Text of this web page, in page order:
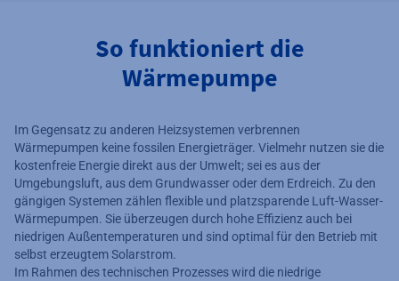
So funktioniert die
Wärmepumpe
Im Gegensatz zu anderen Heizsystemen verbrennen
Wärmepumpen keine fossilen Energieträger. Vielmehr nutzen sie die
kostenfreie Energie direkt aus der Umwelt; sei es aus der
Umgebungsluft, aus dem Grundwasser oder dem Erdreich. Zu den
gängigen Systemen zählen flexible und platzsparende Luft-Wasser-
Wärmepumpen. Sie überzeugen durch hohe Effizienz auch bei
niedrigen Außentemperaturen und sind optimal für den Betrieb mit
selbst erzeugtem Solarstrom.
Im Rahmen des technischen Prozesses wird die niedrige